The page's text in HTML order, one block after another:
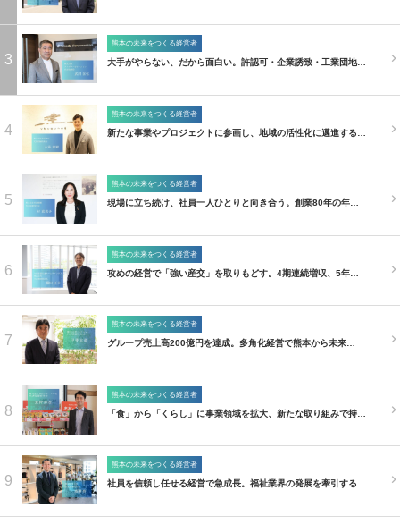
3
熊本の未来をつくる経営者
大手がやらない、だから面白い。許認可・企業誘致・工業団地…
4
熊本の未来をつくる経営者
新たな事業やプロジェクトに参画し、地域の活性化に邁進する…
5
熊本の未来をつくる経営者
現場に立ち続け、社員一人ひとりと向き合う。創業80年の年…
6
熊本の未来をつくる経営者
攻めの経営で「強い産交」を取りもどす。4期連続増収、5年…
7
熊本の未来をつくる経営者
グループ売上高200億円を達成。多角化経営で熊本から未来…
8
熊本の未来をつくる経営者
「食」から「くらし」に事業領域を拡大、新たな取り組みで持…
9
熊本の未来をつくる経営者
社員を信頼し任せる経営で急成長。福祉業界の発展を牽引する…